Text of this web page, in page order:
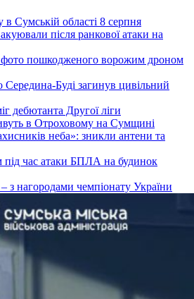
в Сумській області 8 серпня
після ранкової атаки на
фото пошкодженого ворожим дроном
Середина-Буді загинув цивільний
дебютанта Другої ліги
в Отроховому на Сумщині
неба»: зникли антени та
під час атаки БПЛА на будинок
з нагородами чемпіонату України